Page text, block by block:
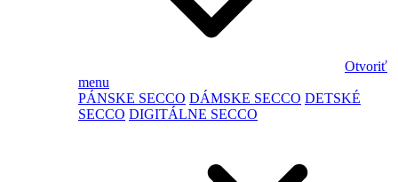
Otvoriť
menu
PÁNSKE SECCO DÁMSKE SECCO DETSKÉ
SECCO DIGITÁLNE SECCO